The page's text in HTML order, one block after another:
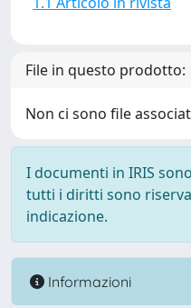
File in questo prodotto:
Non ci sono file
I documenti in IRIS
tutti i diritti sono
indicazione.
Informazioni